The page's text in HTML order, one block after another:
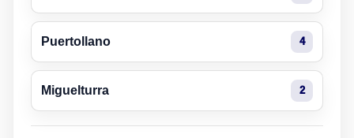
Puertollano 4
Miguelturra 2